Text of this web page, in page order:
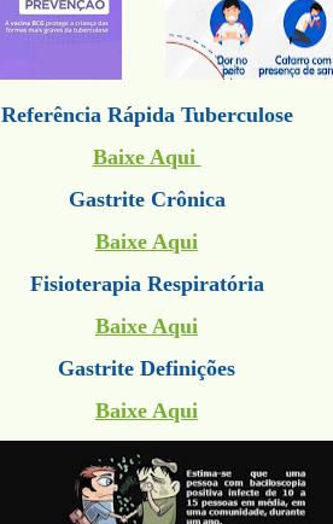
Referência Rápida Tuberculose
Baixe Aqui
Gastrite Crônica
Baixe Aqui
Fisioterapia Respiratória
Baixe Aqui
Gastrite Definições
Baixe Aqui